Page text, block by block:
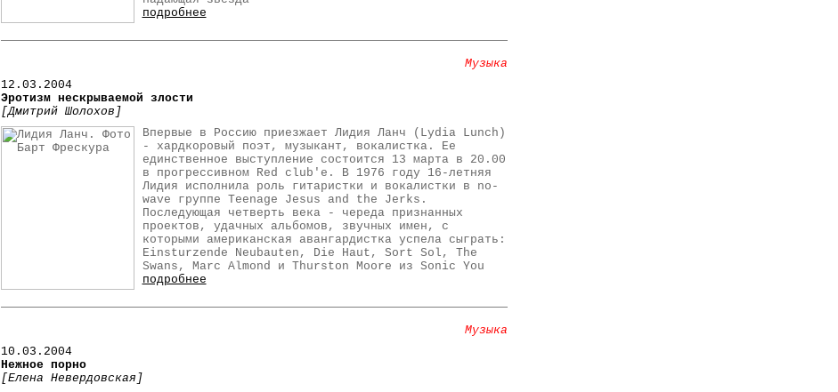
подробнее
Музыка
12.03.2004
Эротизм нескрываемой злости
[Дмитрий Шолохов]
Впервые в Россию приезжает Лидия Ланч (Lydia Lunch)
- хардкоровый поэт, музыкант, вокалистка. Ее
единственное выступление состоится 13 марта в 20.00
в прогрессивном Red club'e. В 1976 году 16-летняя
Лидия исполнила роль гитаристки и вокалистки в no-
wave группе Teenage Jesus and the Jerks.
Последующая четверть века - череда признанных
проектов, удачных альбомов, звучных имен, с
которыми американская авангардистка успела сыграть:
Einsturzende Neubauten, Die Haut, Sort Sol, The
Swans, Marc Almond и Thurston Moore из Sonic You
подробнее
Музыка
10.03.2004
Нежное порно
[Елена Невердовская]